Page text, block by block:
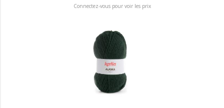
Connectez-vous pour voir les prix